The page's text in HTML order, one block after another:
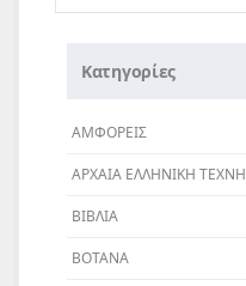
Κατηγορίες
ΑΜΦΟΡΕΙΣ
ΑΡΧΑΙΑ ΕΛΛΗΝΙΚΗ ΤΕΧΝΗ
ΒΙΒΛΙΑ
ΒΟΤΑΝΑ